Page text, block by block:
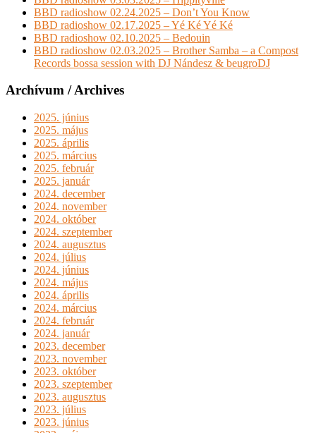
BBD radioshow 02.24.2025 – Don’t You Know
BBD radioshow 02.17.2025 – Yé Ké Yé Ké
BBD radioshow 02.10.2025 – Bedouin
BBD radioshow 02.03.2025 – Brother Samba – a Compost
Records bossa session with DJ Nándesz & beugroDJ
Archívum / Archives
2025. június
2025. május
2025. április
2025. március
2025. február
2025. január
2024. december
2024. november
2024. október
2024. szeptember
2024. augusztus
2024. július
2024. június
2024. május
2024. április
2024. március
2024. február
2024. január
2023. december
2023. november
2023. október
2023. szeptember
2023. augusztus
2023. július
2023. június